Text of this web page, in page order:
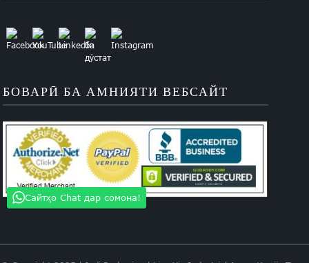
БОВАРӢ БА АМНИЯТИ ВЕБСАЙТ
Сайтҳо Chat дар сомона!